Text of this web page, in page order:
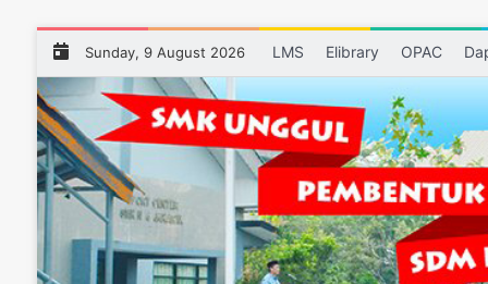
Sunday, 9 August 2026 LMS Elibrary OPAC